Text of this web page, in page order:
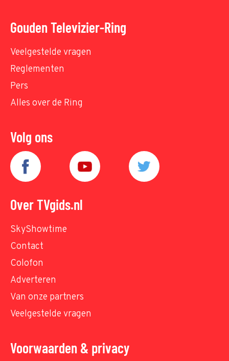
Gouden Televizier-Ring
Veelgestelde vragen
Reglementen
Pers
Alles over de Ring
Volg ons
Over TVgids.nl
SkyShowtime
Contact
Colofon
Adverteren
Van onze partners
Veelgestelde vragen
Voorwaarden & privacy